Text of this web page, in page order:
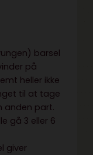
barsel
på
heller ikke
til at tage
anden part.
gå 3 eller 6
giver